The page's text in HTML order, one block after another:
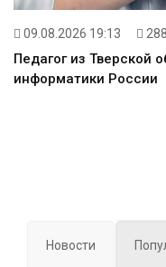
09.08.2026 19:13 288
Педагог из Тверской
информатики России
Новости